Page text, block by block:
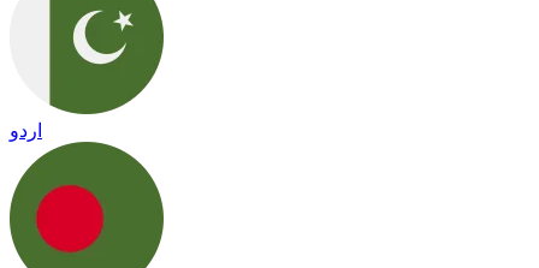
اردو